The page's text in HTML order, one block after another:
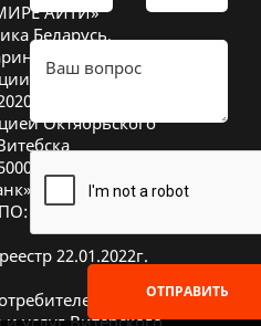
АЙТИ»
Беларусь,
26А, оф. 20
№ 391833600 от
Октябрьского
код OLMPBY2X
504669272000
22.01.2022г.
услуг Витебского
ОТПРАВИТЬ